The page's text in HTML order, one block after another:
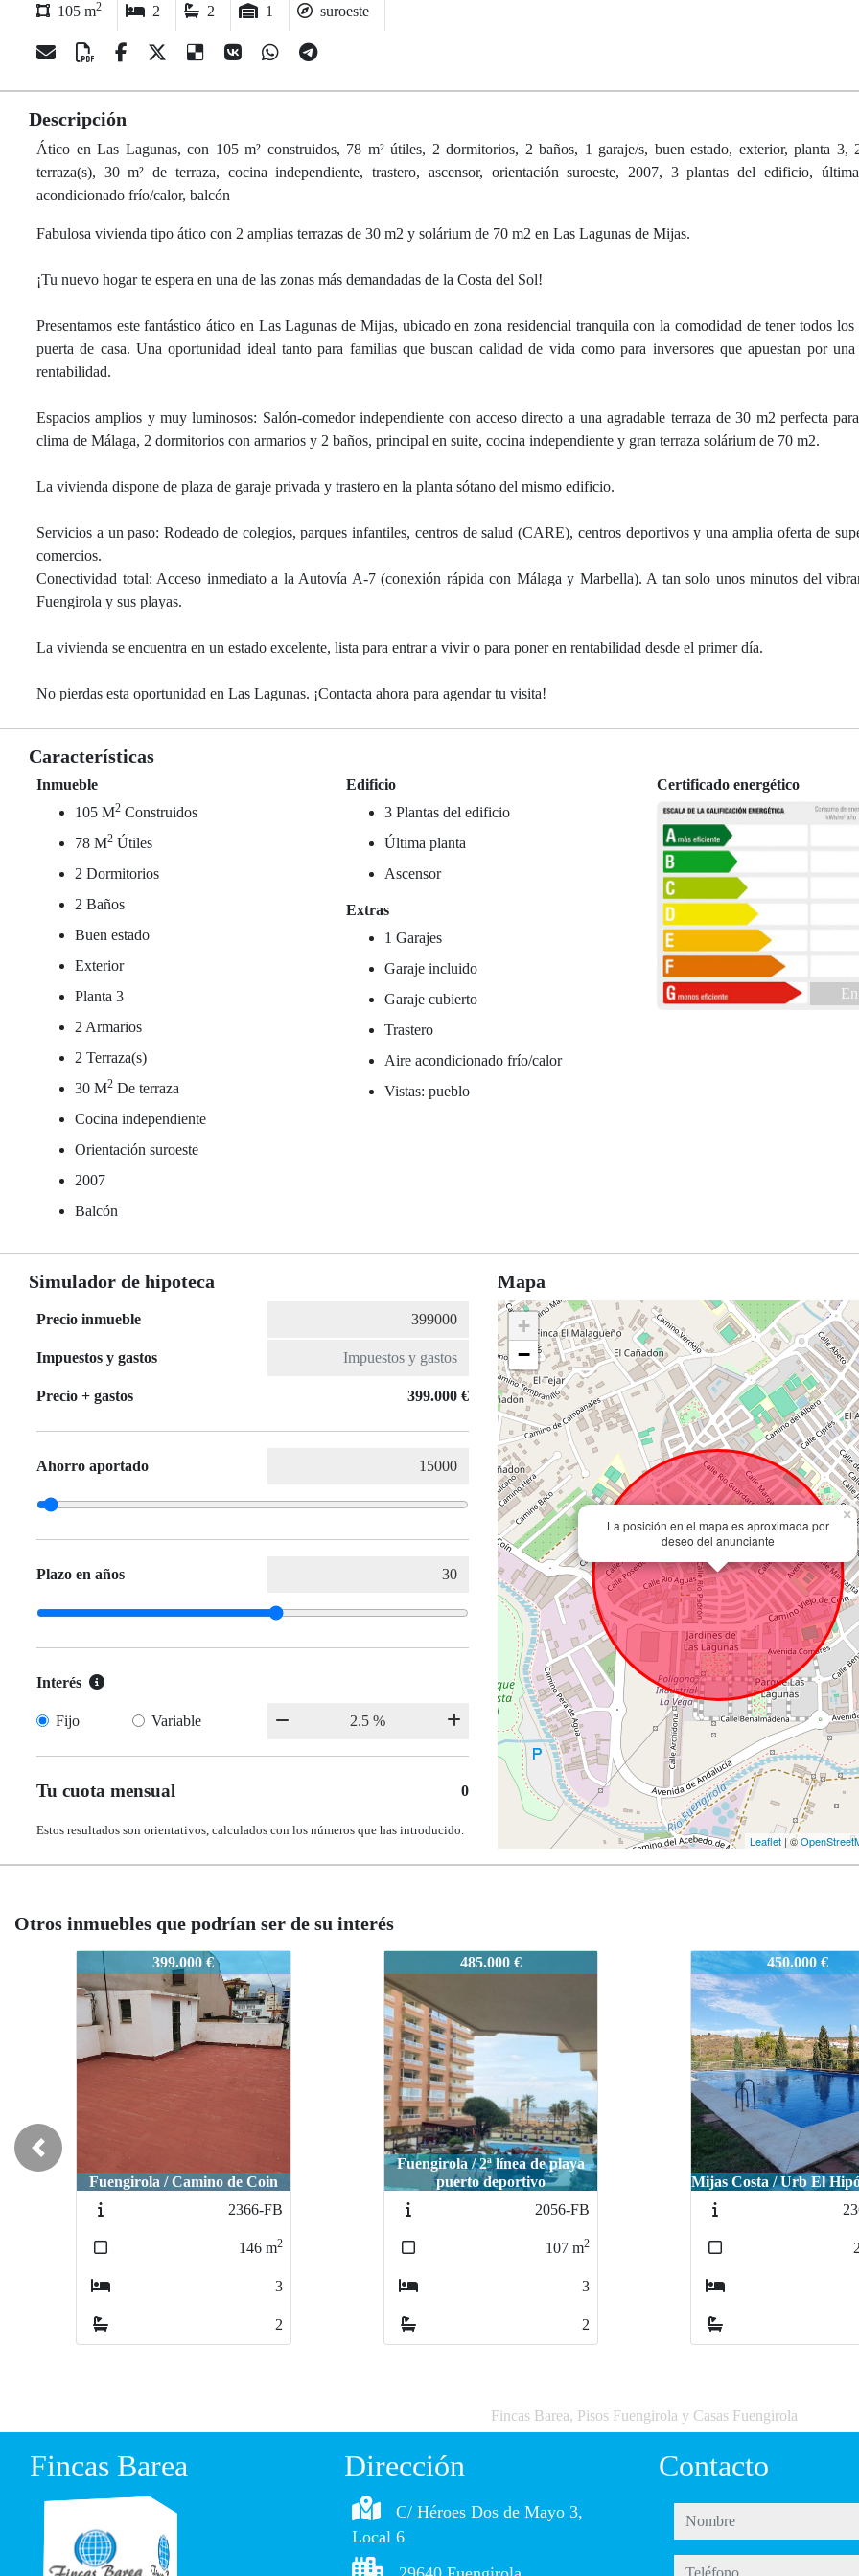
105 m2 2 2 1 suroeste
Descripción
Ático en Las Lagunas, con 105 m² construidos, 78 m² útiles, 2 dormitorios, 2 baños, 1 garaje/s, buen estado, exterior, planta 3,
terraza(s), 30 m² de terraza, cocina independiente, trastero, ascensor, orientación suroeste, 2007, 3 plantas del edificio,
acondicionado frío/calor, balcón
Fabulosa vivienda tipo ático con 2 amplias terrazas de 30 m2 y solárium de 70 m2 en Las Lagunas de Mijas.
¡Tu nuevo hogar te espera en una de las zonas más demandadas de la Costa del Sol!
Presentamos este fantástico ático en Las Lagunas de Mijas, ubicado en zona residencial tranquila con la comodidad de tener todos los
puerta de casa. Una oportunidad ideal tanto para familias que buscan calidad de vida como para inversores que apuestan por
rentabilidad.
Espacios amplios y muy luminosos: Salón-comedor independiente con acceso directo a una agradable terraza de 30 m2 perfecta
clima de Málaga, 2 dormitorios con armarios y 2 baños, principal en suite, cocina independiente y gran terraza solárium de 70 m2.
La vivienda dispone de plaza de garaje privada y trastero en la planta sótano del mismo edificio.
Servicios a un paso: Rodeado de colegios, parques infantiles, centros de salud (CARE), centros deportivos y una amplia oferta de
comercios.
Conectividad total: Acceso inmediato a la Autovía A-7 (conexión rápida con Málaga y Marbella). A tan solo unos minutos del
Fuengirola y sus playas.
La vivienda se encuentra en un estado excelente, lista para entrar a vivir o para poner en rentabilidad desde el primer día.
No pierdas esta oportunidad en Las Lagunas. ¡Contacta ahora para agendar tu visita!
Características
Inmueble
105 M2 Construidos
78 M2 Útiles
2 Dormitorios
2 Baños
Buen estado
Exterior
Planta 3
2 Armarios
2 Terraza(s)
30 M2 De terraza
Cocina independiente
Orientación suroeste
2007
Balcón
Edificio
3 Plantas del edificio
Última planta
Ascensor
Extras
1 Garajes
Garaje incluido
Garaje cubierto
Trastero
Aire acondicionado frío/calor
Vistas: pueblo
Certificado energético
Simulador de hipoteca
Precio inmueble
Impuestos y gastos
Precio + gastos 399.000 €
Ahorro aportado
Plazo en años
Interés
Fijo Variable
Tu cuota mensual 0
Estos resultados son orientativos, calculados con los números que has introducido.
Mapa
La posición en el mapa es aproximada por
deseo del anunciante
×
+
−
Leaflet | ©
Otros inmuebles que podrían ser de su interés
2524-FB
485.000 €
Fuengirola / 2ª línea de playa
puerto deportivo
2056-FB
107 m2
3
2
450.000 €
Mijas Costa / Urb El Hipódromo
2362-FB
202 m2
3
2
2524-FB 335.000 €
Fuengirola / 1
PLAYA - Los
Previous
Fincas Barea, Pisos Fuengirola y Casas Fuengirola
Fincas Barea Dirección
C/ Héroes Dos de Mayo 3,
Local 6
Contacto
nombre
teléfono